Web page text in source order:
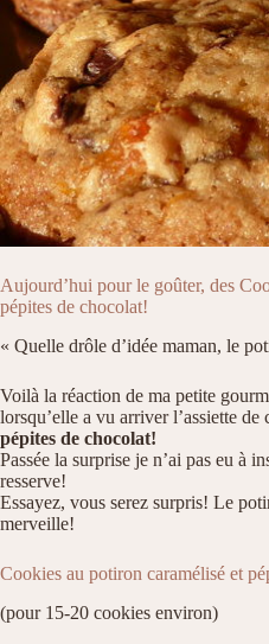
Aujourd’hui pour le goûter, des
pépites de chocolat!
« Quelle drôle d’idée maman, le
Voilà la réaction de ma petite
lorsqu’elle a vu arriver l’assiette de
pépites de chocolat!
Passée la surprise je n’ai pas eu à
resserve!
Essayez, vous serez surpris! Le
merveille!
Cookies au potiron caramélisé et
(pour 15-20 cookies environ)